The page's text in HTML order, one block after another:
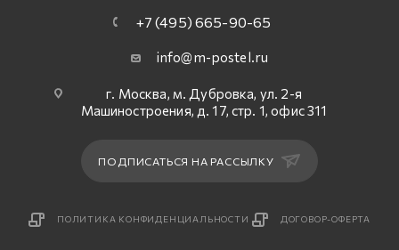
+7 (495) 665-90-65
info@m-postel.ru
г. Москва, м. Дубровка, ул. 2-я
Машиностроения, д. 17, стр. 1, офис 311
ПОДПИСАТЬСЯ НА РАССЫЛКУ
ПОЛИТИКА КОНФИДЕНЦИАЛЬНОСТИ ДОГОВОР-ОФЕРТА